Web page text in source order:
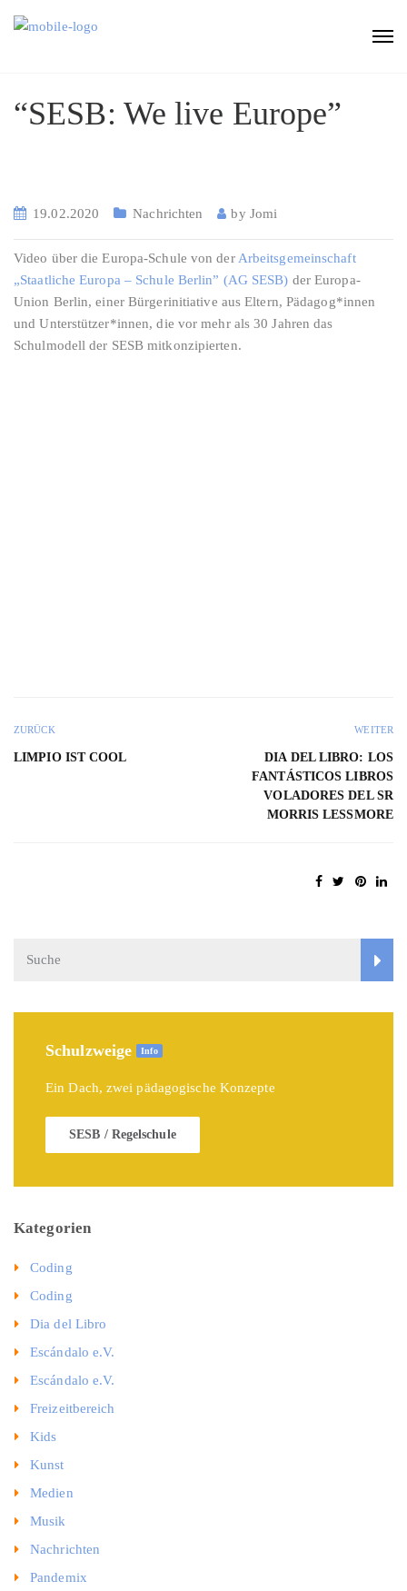
“SESB: We live Europe”
19.02.2020 Nachrichten by Jomi
Video über die Europa-Schule von der Arbeitsgemeinschaft
„Staatliche Europa – Schule Berlin” (AG SESB) der Europa-
Union Berlin, einer Bürgerinitiative aus Eltern, Pädagog*innen
und Unterstützer*innen, die vor mehr als 30 Jahren das
Schulmodell der SESB mitkonzipierten.
ZURÜCK
LIMPIO IST COOL
WEITER
DIA DEL LIBRO: LOS
FANTÁSTICOS LIBROS
VOLADORES DEL SR
MORRIS LESSMORE
Schulzweige Info
Ein Dach, zwei pädagogische Konzepte
SESB / Regelschule
Kategorien
Coding
Coding
Dia del Libro
Escándalo e.V.
Escándalo e.V.
Freizeitbereich
Kids
Kunst
Medien
Musik
Nachrichten
Pandemix